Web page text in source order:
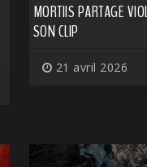
MORTIIS PARTAGE
SON CLIP
21 avril 2026